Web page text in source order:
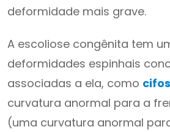
deformidade mais grave.
A escoliose congênita tem
deformidades espinhais
associadas a ela, como
curvatura anormal para a
(uma curvatura anormal